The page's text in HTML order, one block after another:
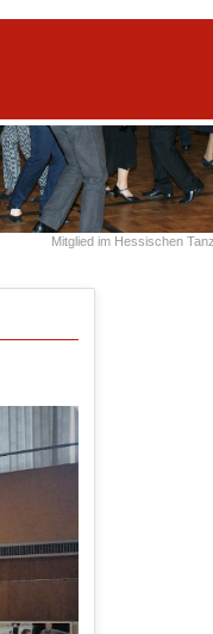
Mitglied im Hessischen